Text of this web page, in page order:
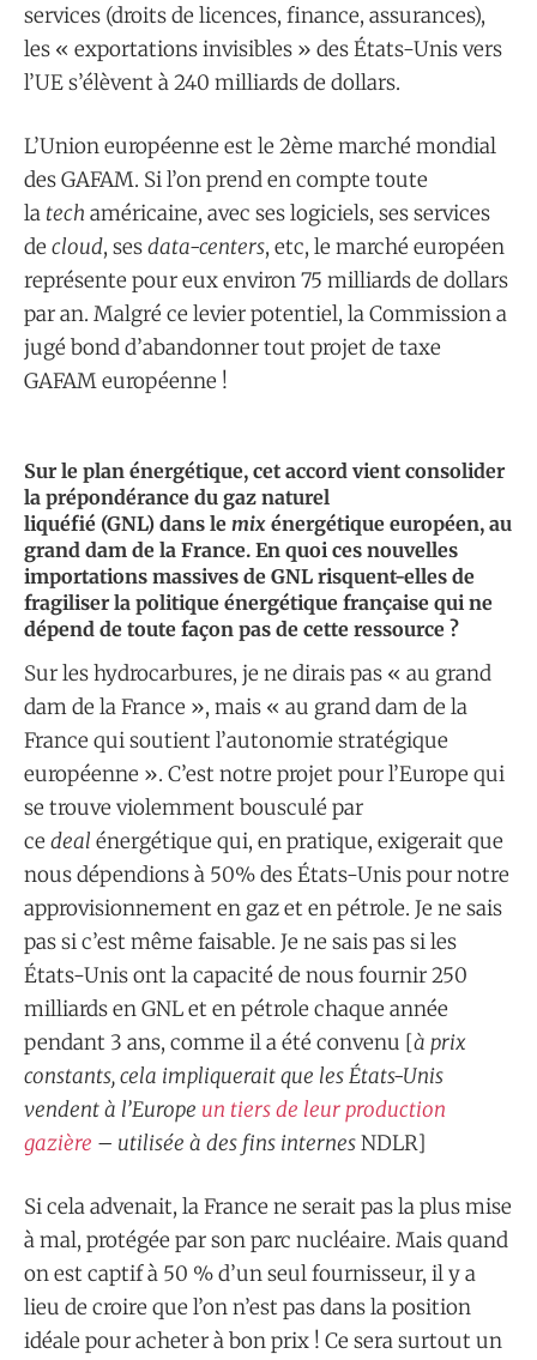
services (droits de licences, finance, assurances),
les « exportations invisibles » des États-Unis vers
l’UE s’élèvent à 240 milliards de dollars.
L’Union européenne est le 2ème marché mondial
des GAFAM. Si l’on prend en compte toute
la tech américaine, avec ses logiciels, ses services
de cloud, sesdata-centers, etc, le marché européen
représente pour eux environ 75 milliards de dollars
par an. Malgré ce levier potentiel, la Commission a
jugé bond d’abandonner tout projet de taxe
GAFAM européenne !
Sur le plan énergétique, cet accord vient consolider
la prépondérance du gaz naturel
liquéfié (GNL) dans le mix énergétique européen, au
grand dam de la France. En quoi ces nouvelles
importations massives de GNL risquent-elles de
fragiliser la politique énergétique française qui ne
dépend de toute façon pas de cette ressource ?
Sur les hydrocarbures, je ne dirais pas « au grand
dam de la France », mais « au grand dam de la
France qui soutient l’autonomie stratégique
européenne ». C’est notre projet pour l’Europe qui
se trouve violemment bousculé par
ce deal énergétique qui, en pratique, exigerait que
nous dépendions à 50% des États-Unis pour notre
approvisionnement en gaz et en pétrole. Je ne sais
pas si c’est même faisable. Je ne sais pas si les
États-Unis ont la capacité de nous fournir 250
milliards en GNL et en pétrole chaque année
pendant 3 ans, comme il a été convenu [à prix
constants, cela impliquerait que les États-Unis
vendent à l’Europe un tiers de leur production
gazière – utilisée à des fins internesNDLR]
Si cela advenait, la France ne serait pas la plus mise
à mal, protégée par son parc nucléaire. Mais quand
on est captif à 50 % d’un seul fournisseur, il y a
lieu de croire que l’on n’est pas dans la position
idéale pour acheter à bon prix ! Ce sera surtout un